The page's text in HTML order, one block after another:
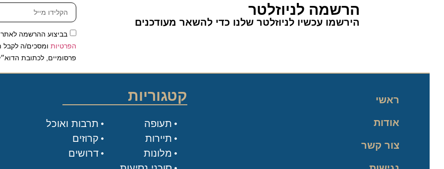
הרשמה לניוזלטר
הירשמו עכשיו לניוזלטר שלנו כדי להשאר מעודכנים
בביצוע ההרשמה לאתר,
הפרטיותומסכים/ה לקבל
פרסומיים, לכתובת הדוא״ל
ראשי
אודות
צור קשר
קטגוריות
תעופה
תיירות
מלונות
תרבות ואוכל
קרוזים
דרושים